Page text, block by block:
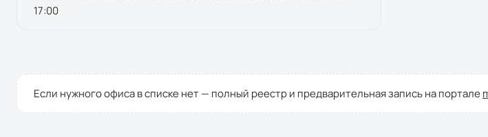
17:00
Если нужного офиса в списке нет — полный реестр и предварительная запись на портале